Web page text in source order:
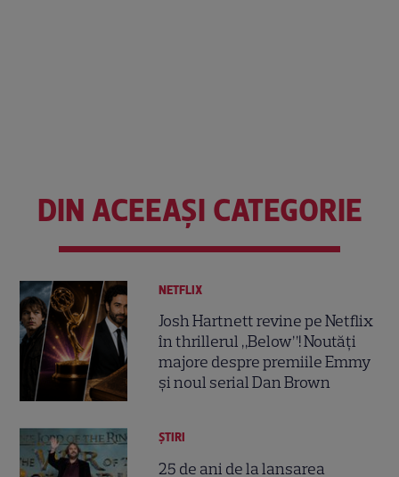
DIN ACEEAȘI CATEGORIE
NETFLIX
Josh Hartnett revine pe Netflix
în thrillerul „Below”! Noutăți
majore despre premiile Emmy
și noul serial Dan Brown
ȘTIRI
25 de ani de la lansarea